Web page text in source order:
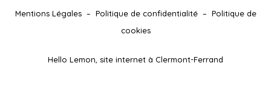
Mentions Légales– Politique de confidentialité– Politique de
cookies
Hello Lemon, site internet à Clermont-Ferrand